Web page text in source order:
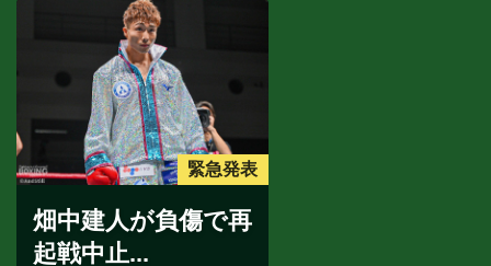
緊急発表
畑中建人が負傷で再
起戦中止...